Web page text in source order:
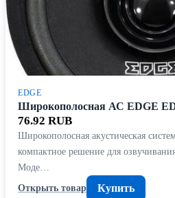
EDGE
Широкополосная АС EDGE
76.92 RUB
Широкополосная акустическая
компактное решение для
Моде…
Открыть товар
Купить